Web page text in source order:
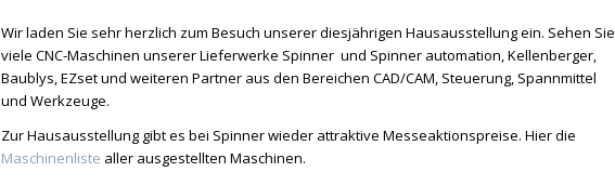
Wir laden Sie sehr herzlich zum Besuch unserer diesjährigen Hausausstellung ein. Sehen Sie
viele CNC-Maschinen unserer Lieferwerke Spinner und Spinner automation, Kellenberger,
Baublys, EZset und weiteren Partner aus den Bereichen CAD/CAM, Steuerung, Spannmittel
und Werkzeuge.
Zur Hausausstellung gibt es bei Spinner wieder attraktive Messeaktionspreise. Hier die
Maschinenliste aller ausgestellten Maschinen.